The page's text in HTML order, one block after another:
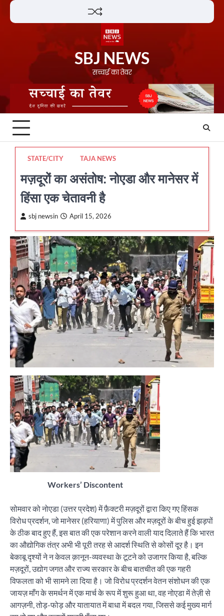
Skip
SBJ NEWS
सच्चाई का तेवर
STATE/CITY TAJA NEWS
मज़दूरों का असंतोष: नोएडा और मानेसर में
हिंसा एक चेतावनी है
sbj newsin April 15, 2026
Workers’ Discontent
सोमवार को नोएडा (उत्तर प्रदेश) में फ़ैक्टरी मज़दूरों द्वारा किए गए हिंसक
विरोध प्रदर्शन, जो मानेसर (हरियाणा) में पुलिस और मज़दूरों के बीच हुई झड़पों
के ठीक बाद हुए हैं, इस बात की एक परेशान करने वाली याद दिलाते हैं कि भारत
का औद्योगिक तंत्र अभी भी पूरी तरह से आदर्श स्थिति से कोसों दूर है। इन
बेकाबू दृश्यों ने न केवल क़ानून-व्यवस्था के टूटने को उजागर किया है, बल्कि
मज़दूरों, उद्योग जगत और राज्य सरकार के बीच बातचीत की एक गहरी
विफलता को भी सामने ला दिया है। जो विरोध प्रदर्शन वेतन संशोधन की एक
जायज़ माँग के समर्थन में एक मार्च के रूप में शुरू हुआ था, वह नोएडा में तेज़ी से
आगज़नी, तोड़-फोड़ और यातायात में बाधा में बदल गया, जिससे कई मुख्य मार्ग